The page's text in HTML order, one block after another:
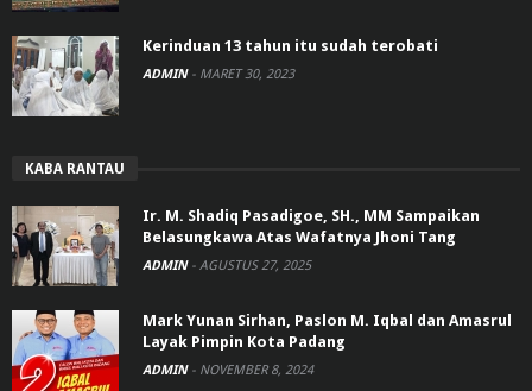
Kerinduan 13 tahun itu sudah terobati
ADMIN - MARET 30, 2023
KABA RANTAU
Ir. M. Shadiq Pasadigoe, SH., MM Sampaikan
Belasungkawa Atas Wafatnya Jhoni Tang
ADMIN - AGUSTUS 27, 2025
Mark Yunan Sirhan, Paslon M. Iqbal dan Amasrul
Layak Pimpin Kota Padang
ADMIN - NOVEMBER 8, 2024